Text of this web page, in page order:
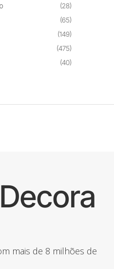
(28)
(65)
(149)
(475)
(40)
mais de 8 milhões de